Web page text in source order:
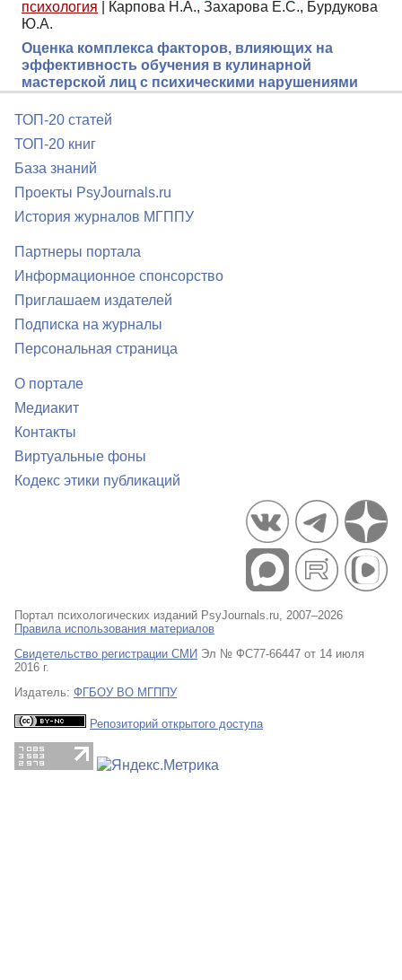
психология
Карпова Н.А., Захарова Е.С., Бурдукова
Ю.А.
Оценка комплекса факторов, влияющих на
эффективность обучения в кулинарной
мастерской лиц с психическими нарушениями
ТОП-20 статей
ТОП-20 книг
База знаний
Проекты PsyJournals.ru
История журналов МГППУ
Партнеры портала
Информационное спонсорство
Приглашаем издателей
Подписка на журналы
Персональная страница
О портале
Медиакит
Контакты
Виртуальные фоны
Кодекс этики публикаций
Портал психологических изданий PsyJournals.ru, 2007–2026
Правила использования материалов
Свидетельство регистрации СМИ Эл № ФС77-66447 от 14 июля
2016 г.
Издатель: ФГБОУ ВО МГППУ
Репозиторий открытого доступа